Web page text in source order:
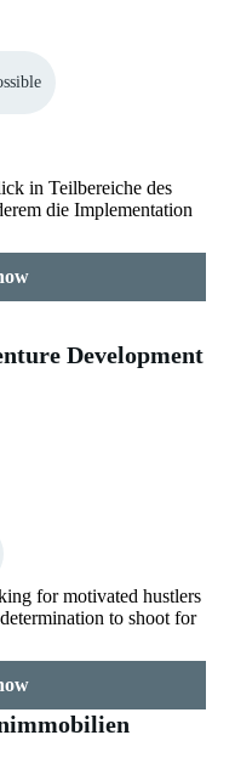
in Teilbereiche des
die Implementation
Development
for motivated hustlers
to shoot for